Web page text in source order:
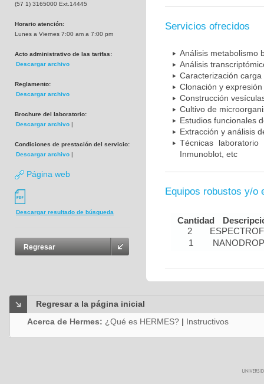
(57 1) 3165000 Ext.14445
Horario atención:
Lunes a Viernes 7:00 am a 7:00 pm
Acto administrativo de las tarifas:
Descargar archivo
Reglamento:
Descargar archivo
Brochure del laboratorio:
Descargar archivo |
Condiciones de prestación del servicio:
Descargar archivo |
Página web
Descargar resultado de búsqueda
Regresar
Servicios ofrecidos
Análisis metabolismo
Análisis
Caracterización
Clonación y
Construcción
Cultivo de
Estudios funcionales
Extracción y análisis
Técnicas laboratorio
Inmunoblot, etc
Equipos robustos y/o
Cantidad
2
1
NANODROP
Regresar a la página inicial
Acerca de Hermes: ¿Qué es HERMES? | Instructivos